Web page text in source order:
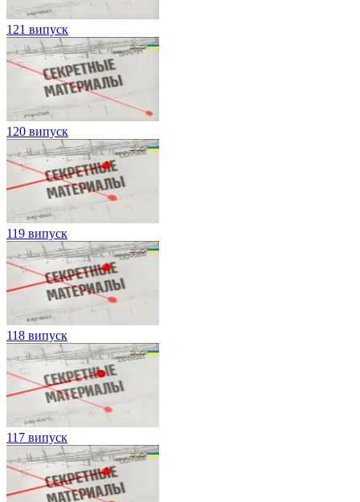
121 випуск
120 випуск
119 випуск
118 випуск
117 випуск